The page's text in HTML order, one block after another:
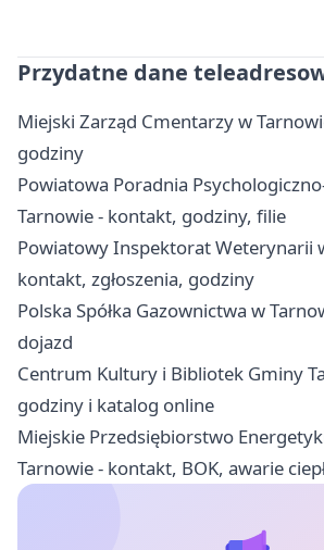
Przydatne dane
Miejski Zarząd Cmentarzy w
godziny
Powiatowa Poradnia
Tarnowie - kontakt, godziny, filie
Powiatowy Inspektorat Weterynarii
kontakt, zgłoszenia, godziny
Polska Spółka Gazownictwa w
dojazd
Centrum Kultury i Bibliotek Gminy
godziny i katalog online
Miejskie Przedsiębiorstwo
Tarnowie - kontakt, BOK, awarie